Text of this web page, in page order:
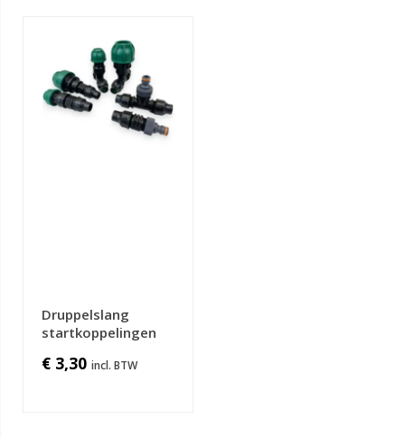
Druppelslang
startkoppelingen
€ 3,30